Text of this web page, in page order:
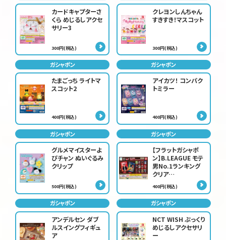
カードキャプターさ
くら めじるしアクセ
サリー3
300円(税込)
クレヨンしんちゃん
すきすき！マスコット
300円(税込)
ガシャポン
たまごっち ライトマ
スコット2
400円(税込)
ガシャポン
アイカツ！ コンパク
トミラー
400円(税込)
ガシャポン
グルメマイスターよ
ぴチャン ぬいぐるみ
クリップ
500円(税込)
ガシャポン
【フラットガシャポ
ン】B.LEAGUE モテ
男No.1ランキング
クリア…
400円(税込)
ガシャポン
アンデルセン ダブ
ルスイングフィギュ
ア
ガシャポン
NCT WISH ぷっくり
めじるしアクセサリ
ー